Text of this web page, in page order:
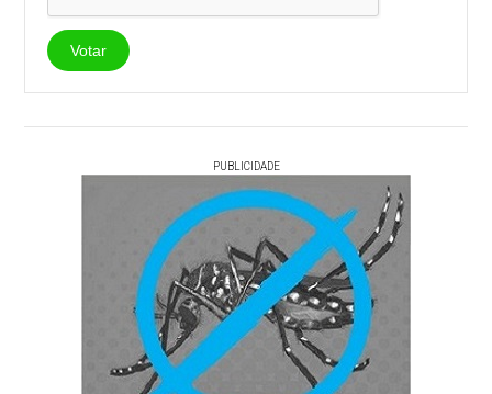
Votar
PUBLICIDADE